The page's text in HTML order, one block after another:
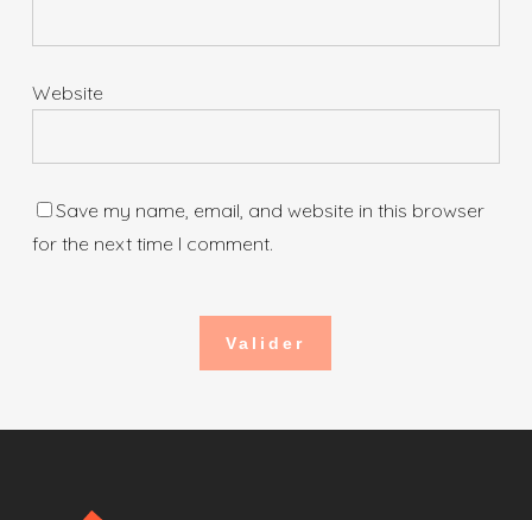
Website
Save my name, email, and website in this browser
for the next time I comment.